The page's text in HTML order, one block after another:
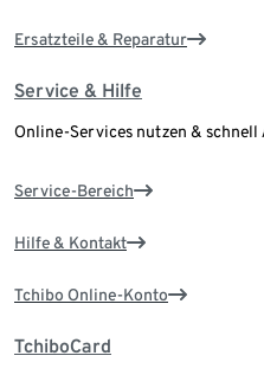
Ersatzteile & Reparatur
Service & Hilfe
Online-Services nutzen &
Service-Bereich
Hilfe & Kontakt
Tchibo Online-Konto
TchiboCard